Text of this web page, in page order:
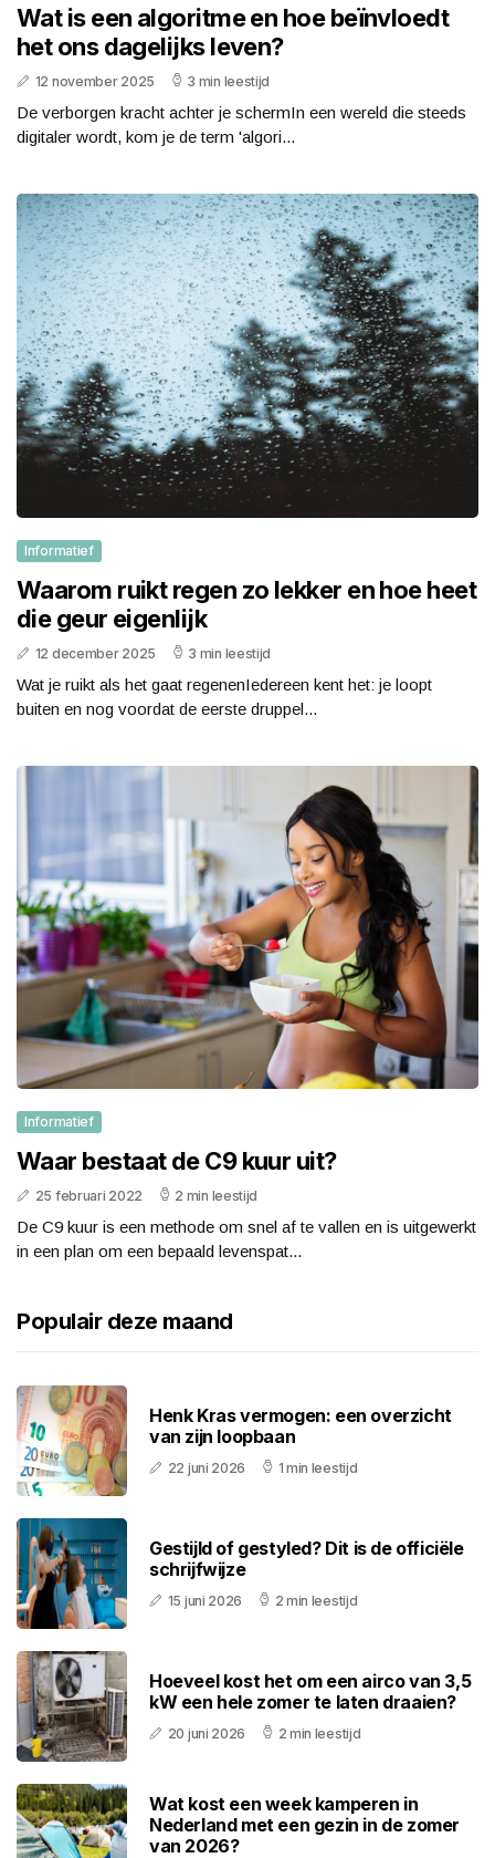
Wat is een algoritme en hoe beïnvloedt
het ons dagelijks leven?
12 november 2025 3 min leestijd
De verborgen kracht achter je schermIn een wereld die steeds
digitaler wordt, kom je de term 'algori...
Informatief
Waarom ruikt regen zo lekker en hoe heet
die geur eigenlijk
12 december 2025 3 min leestijd
Wat je ruikt als het gaat regenenIedereen kent het: je loopt
buiten en nog voordat de eerste druppel...
Informatief
Waar bestaat de C9 kuur uit?
25 februari 2022 2 min leestijd
De C9 kuur is een methode om snel af te vallen en is uitgewerkt
in een plan om een bepaald levenspat...
Populair deze maand
Henk Kras vermogen: een overzicht
van zijn loopbaan
22 juni 2026 1 min leestijd
Gestijld of gestyled? Dit is de officiële
schrijfwijze
15 juni 2026 2 min leestijd
Hoeveel kost het om een airco van 3,5
kW een hele zomer te laten draaien?
20 juni 2026 2 min leestijd
Wat kost een week kamperen in
Nederland met een gezin in de zomer
van 2026?